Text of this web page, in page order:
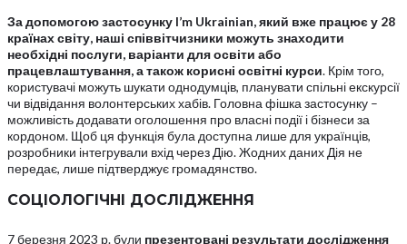
За допомогою застосунку I’m Ukrainian, який вже працює у 28
країнах світу, наші співвітчизники можуть знаходити
необхідні послуги, варіанти для освіти або
працевлаштування, а також корисні освітні курси. Крім того,
користувачі можуть шукати однодумців, планувати спільні екскурсії
чи відвідання волонтерських хабів. Головна фішка застосунку –
можливість додавати оголошення про власні події і бізнеси за
кордоном. Щоб ця функція була доступна лише для українців,
розробники інтегрували вхід через Дію. Жодних даних Дія не
передає, лише підтверджує громадянство.
СОЦІОЛОГІЧНІ ДОСЛІДЖЕННЯ
7 березня 2023 р. були презентовані результати дослідження